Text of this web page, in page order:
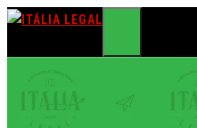
Pular
conteúdo
MENU